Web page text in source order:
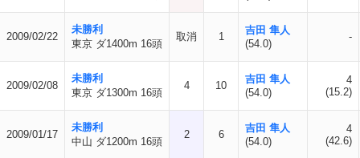
2009/02/22
未勝利
東京 ダ1400m 16頭
取消 1
吉田 隼人
(54.0)
-
2009/02/08
未勝利
東京 ダ1300m 16頭
4 10
吉田 隼人
(54.0)
4
(15.2)
2009/01/17
未勝利
中山 ダ1200m 16頭
2 6
吉田 隼人
(54.0)
4
(42.6)